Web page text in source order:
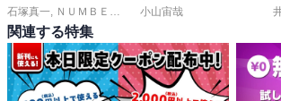
石塚真一
ＮＵＭＢＥＲ８
小山宙哉
関連する特集